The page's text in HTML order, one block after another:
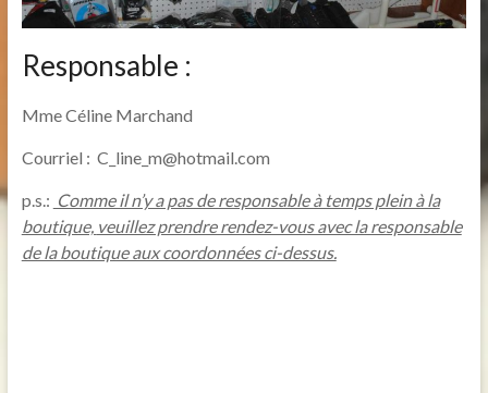
Responsable :
Mme Céline Marchand
Courriel : C_line_m@hotmail.com
p.s.: Comme il n’y a pas de responsable à temps plein à la
boutique, veuillez prendre rendez-vous avec la responsable
de la boutique aux coordonnées ci-dessus.